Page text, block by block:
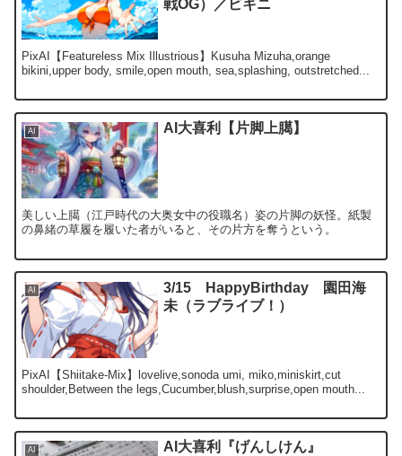
戦OG）／ビキニ
PixAI【Featureless Mix Illustrious】Kusuha Mizuha,orange
bikini,upper body, smile,open mouth, sea,splashing, outstretched...
AI AI大喜利【片脚上臈】
美しい上臈（江戸時代の大奥女中の役職名）姿の片脚の妖怪。紙製
の鼻緒の草履を履いた者がいると、その片方を奪うという。
AI
3/15 HappyBirthday 園田海
未（ラブライブ！）
PixAI【Shiitake-Mix】lovelive,sonoda umi, miko,miniskirt,cut
shoulder,Between the legs,Cucumber,blush,surprise,open mouth...
AI AI大喜利『げんしけん』